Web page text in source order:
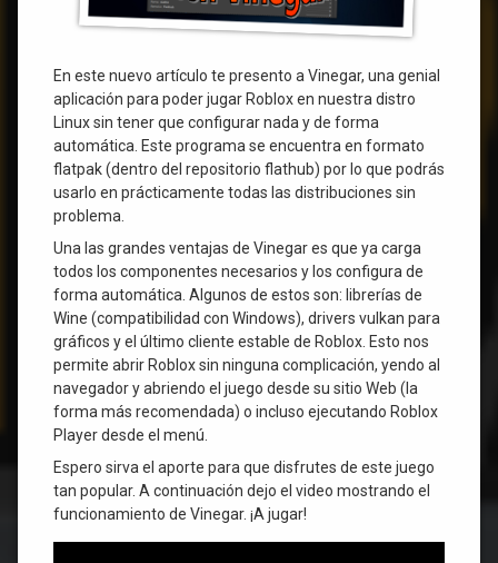
En este nuevo artículo te presento a Vinegar, una genial
aplicación para poder jugar Roblox en nuestra distro
Linux sin tener que configurar nada y de forma
automática. Este programa se encuentra en formato
flatpak (dentro del repositorio flathub) por lo que podrás
usarlo en prácticamente todas las distribuciones sin
problema.
Una las grandes ventajas de Vinegar es que ya carga
todos los componentes necesarios y los configura de
forma automática. Algunos de estos son: librerías de
Wine (compatibilidad con Windows), drivers vulkan para
gráficos y el último cliente estable de Roblox. Esto nos
permite abrir Roblox sin ninguna complicación, yendo al
navegador y abriendo el juego desde su sitio Web (la
forma más recomendada) o incluso ejecutando Roblox
Player desde el menú.
Espero sirva el aporte para que disfrutes de este juego
tan popular. A continuación dejo el video mostrando el
funcionamiento de Vinegar. ¡A jugar!